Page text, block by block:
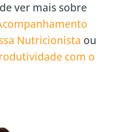
ver mais sobre
Nutricionista ou
com o